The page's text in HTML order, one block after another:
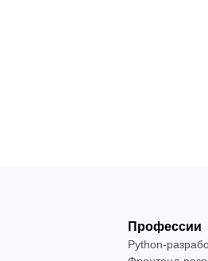
Профессии
Python-